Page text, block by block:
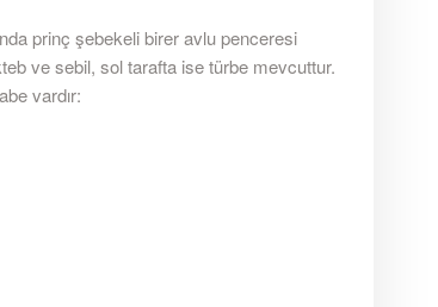
prinç şebekeli birer avlu penceresi
ve sebil, sol tarafta ise türbe mevcuttur.
vardır: